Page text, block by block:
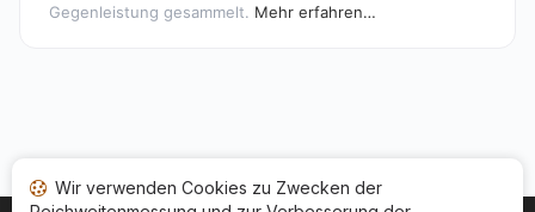
Gegenleistung gesammelt. Mehr erfahren…
Wir verwenden Cookies zu Zwecken der